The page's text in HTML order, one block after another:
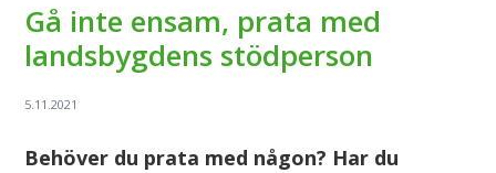
Gå inte ensam, prata med
landsbygdens stödperson
Behöver du prata med någon? Har du